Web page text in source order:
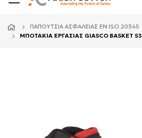
ΠΑΠΟΎΤΣΙΑ ΑΣΦΑΛΕΊΑΣ EN ISO 20345
ΜΠΟΤΑΚΙΑ ΕΡΓΑΣΙΑΣ GIASCO BASKET S3